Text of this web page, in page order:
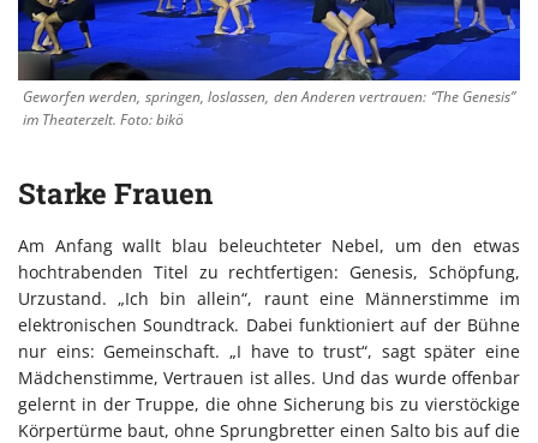
Geworfen werden, springen, loslassen, den Anderen vertrauen: “The Genesis”
im Theaterzelt. Foto: bikö
Starke Frauen
Am Anfang wallt blau beleuchteter Nebel, um den etwas
hochtrabenden Titel zu rechtfertigen: Genesis, Schöpfung,
Urzustand. „Ich bin allein“, raunt eine Männerstimme im
elektronischen Soundtrack. Dabei funktioniert auf der Bühne
nur eins: Gemeinschaft. „I have to trust“, sagt später eine
Mädchenstimme, Vertrauen ist alles. Und das wurde offenbar
gelernt in der Truppe, die ohne Sicherung bis zu vierstöckige
Körpertürme baut, ohne Sprungbretter einen Salto bis auf die